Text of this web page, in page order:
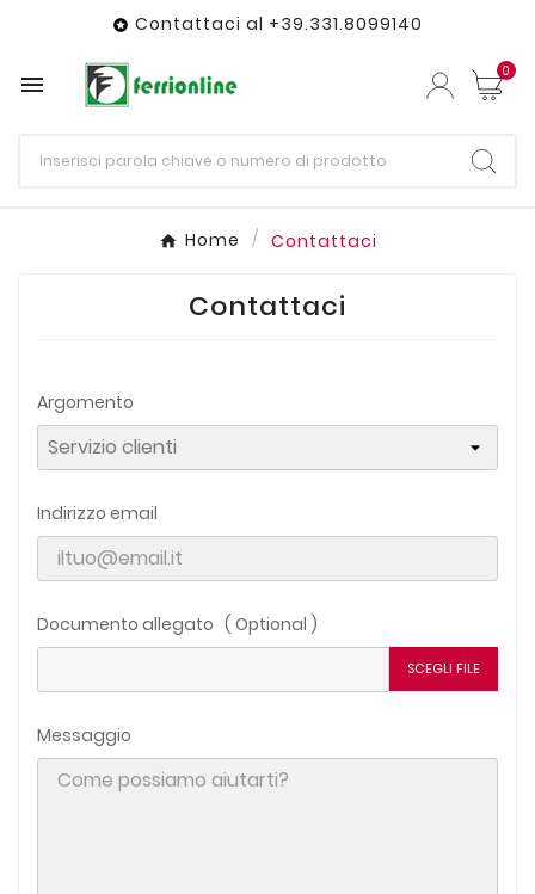
 Contattaci al +39.331.8099140
 0
Home Contattaci
Contattaci
Argomento
Indirizzo email
Documento allegato ( Optional )
SCEGLI FILE
Messaggio